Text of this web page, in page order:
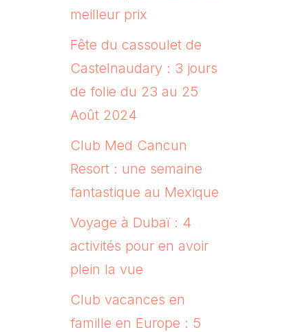
meilleur prix
Fête du cassoulet de
Castelnaudary : 3 jours
de folie du 23 au 25
Août 2024
Club Med Cancun
Resort : une semaine
fantastique au Mexique
Voyage à Dubaï : 4
activités pour en avoir
plein la vue
Club vacances en
famille en Europe : 5